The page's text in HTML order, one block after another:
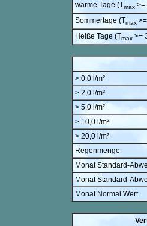
warme Tage (Tmax>=
Sommertage (Tmax>=
Heiße Tage (Tmax>=
> 0,0 l/m²
> 2,0 l/m²
> 5,0 l/m²
> 10,0 l/m²
> 20,0 l/m²
Regenmenge
Monat Standard-
Monat Standard-
Monat Normal Wert